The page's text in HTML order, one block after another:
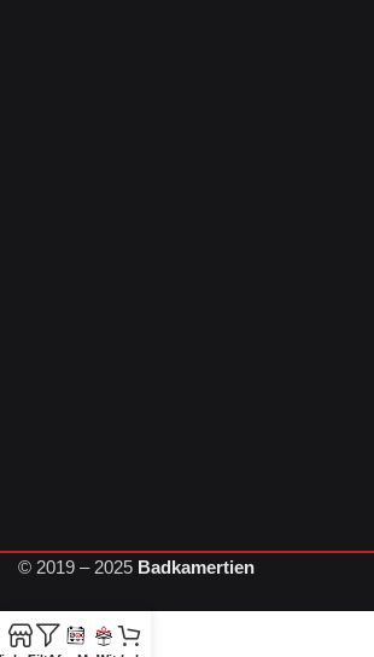
© 2019 – 2025 Badkamertien